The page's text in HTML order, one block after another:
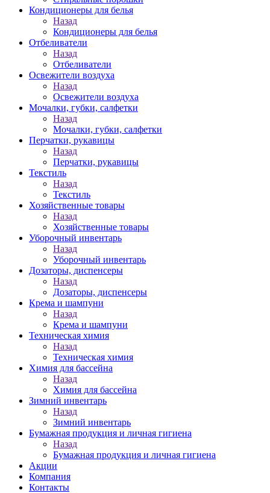
Кондиционеры для белья
Назад
Кондиционеры для белья
Отбеливатели
Назад
Отбеливатели
Освежители воздуха
Назад
Освежители воздуха
Мочалки, губки, салфетки
Назад
Мочалки, губки, салфетки
Перчатки, рукавицы
Назад
Перчатки, рукавицы
Текстиль
Назад
Текстиль
Хозяйственные товары
Назад
Хозяйственные товары
Уборочный инвентарь
Назад
Уборочный инвентарь
Дозаторы, диспенсеры
Назад
Дозаторы, диспенсеры
Крема и шампуни
Назад
Крема и шампуни
Техническая химия
Назад
Техническая химия
Химия для бассейна
Назад
Химия для бассейна
Зимний инвентарь
Назад
Зимний инвентарь
Бумажная продукция и личная гигиена
Назад
Бумажная продукция и личная гигиена
Акции
Компания
Контакты